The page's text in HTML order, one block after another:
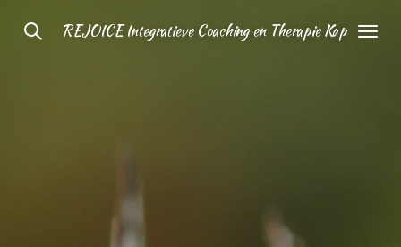
Ga
direct
REJOICE Integratieve Coaching en Therapie Kapelle